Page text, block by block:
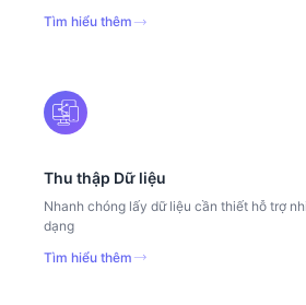
Tìm hiểu thêm
Thu thập Dữ liệu
Nhanh chóng lấy dữ liệu cần thiết hỗ trợ
dạng
Tìm hiểu thêm